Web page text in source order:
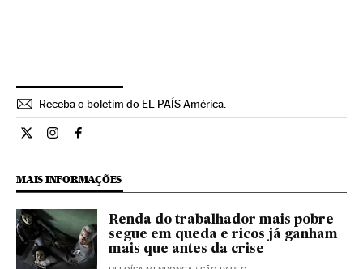
Receba o boletim do EL PAÍS América.
Economia El País Brasil en Twitter
Economia El País Brasil en Instagram
Economia El País Brasil en Facebook
MAIS INFORMAÇÕES
Renda do trabalhador mais pobre
segue em queda e ricos já ganham
mais que antes da crise